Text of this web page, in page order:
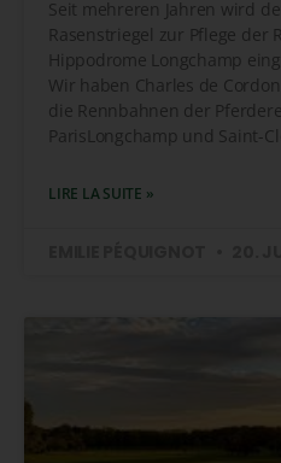
Seit mehreren Jahren wird
Rasenstriegel zur Pflege der
Hippodrome Longchamp
Wir haben Charles de
die Rennbahnen der
ParisLongchamp und Saint-
LIRE LA SUITE »